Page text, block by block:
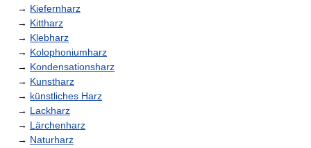
→ Kiefernharz
→ Kittharz
→ Klebharz
→ Kolophoniumharz
→ Kondensationsharz
→ Kunstharz
→ künstliches Harz
→ Lackharz
→ Lärchenharz
→ Naturharz